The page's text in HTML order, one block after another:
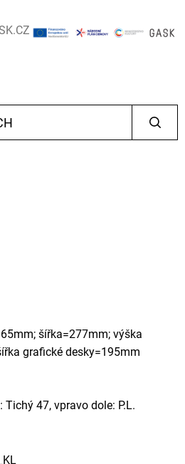
šířka=277mm; výška
grafické desky=195mm
47, vpravo dole: P.L.